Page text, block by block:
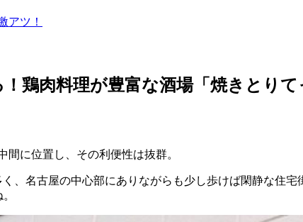
アツ！
鶏肉料理が豊富な酒場「焼きとり
に位置し、その利便性は抜群。
、名古屋の中心部にありながらも少し歩けば閑静な住